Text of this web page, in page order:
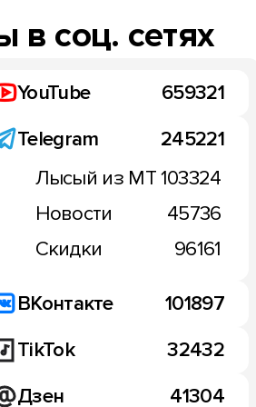
в соц. сетях
YouTube
659321
Telegram
245221
Лысый из МТ103324
Новости
45736
Скидки
96161
ВКонтакте
101897
TikTok
32432
Дзен
41304